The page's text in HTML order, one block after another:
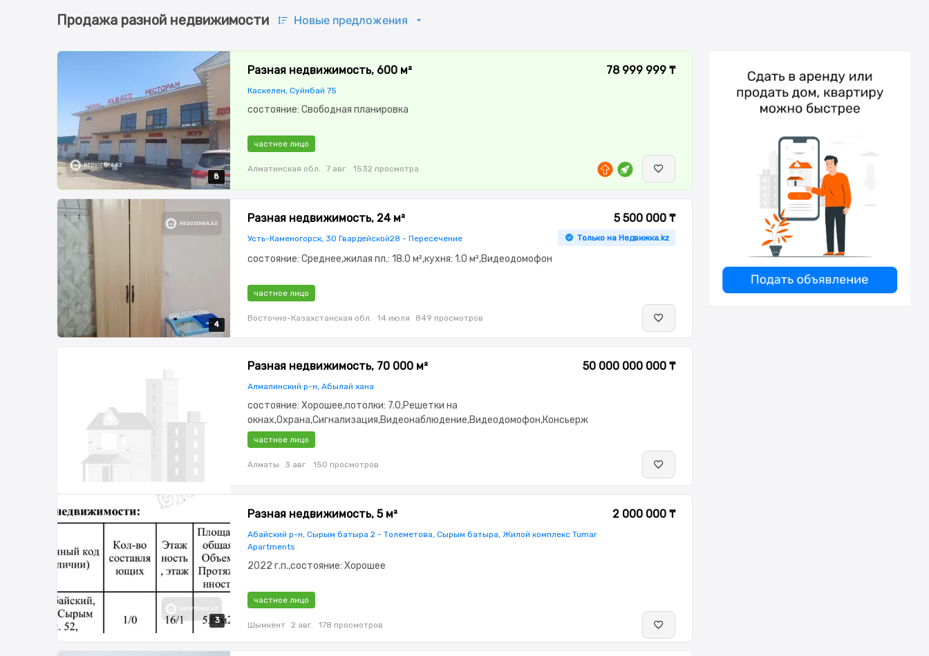
Продажа разной недвижимости Новые предложения
8
8
8
8
8
Разная недвижимость, 600 м²
Каскелен, Суйнбай 75
78 999 999 ₸
состояние: Свободная планировка
частное лицо
Алматинская обл. 7 авг. 1532 просмотра
4
4
4
4
Разная недвижимость, 24 м²
Усть-Каменогорск, 30 Гвардейской28 - Пересечение
5 500 000 ₸
Только на Недвижка.kz
состояние: Среднее,жилая пл.: 18.0 м²,кухня: 1.0 м²,Видеодомофон
частное лицо
Восточно-Казахстанская обл. 14 июля 849 просмотров
Разная недвижимость, 70 000 м²
Алмалинский р-н, Абылай хана
50 000 000 000 ₸
состояние: Хорошее,потолки: 7.0,Решетки на
окнах,Охрана,Сигнализация,Видеонаблюдение,Видеодомофон,Консьерж
частное лицо
Алматы 3 авг. 150 просмотров
3
3
3
Разная недвижимость, 5 м²
Абайский р-н, Сырым батыра 2 - Толеметова, Сырым батыра, Жилой комплекс Tumar
Apartments
2 000 000 ₸
2022 г.п.,состояние: Хорошее
частное лицо
Шымкент 2 авг. 178 просмотров